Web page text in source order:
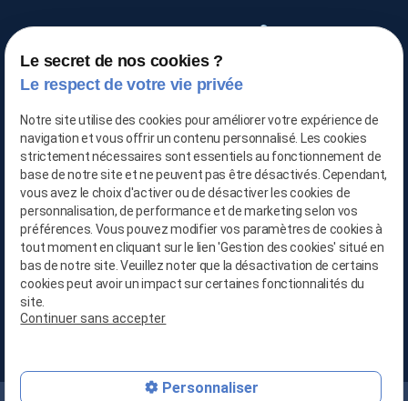
TRAITEMENT DE L'AIR
03 66 88 25 06
06 21 65 28 29
contact@location-deshumidificateur-59.com
Le secret de nos cookies ?
Le respect de votre vie privée
Notre site utilise des cookies pour améliorer votre expérience de
navigation et vous offrir un contenu personnalisé. Les cookies
strictement nécessaires sont essentiels au fonctionnement de
base de notre site et ne peuvent pas être désactivés. Cependant,
vous avez le choix d'activer ou de désactiver les cookies de
personnalisation, de performance et de marketing selon vos
préférences. Vous pouvez modifier vos paramètres de cookies à
tout moment en cliquant sur le lien 'Gestion des cookies' situé en
bas de notre site. Veuillez noter que la désactivation de certains
cookies peut avoir un impact sur certaines fonctionnalités du
site.
Continuer sans accepter
Personnaliser